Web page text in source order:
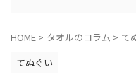
HOME > タオルのコラム > て
てぬぐい